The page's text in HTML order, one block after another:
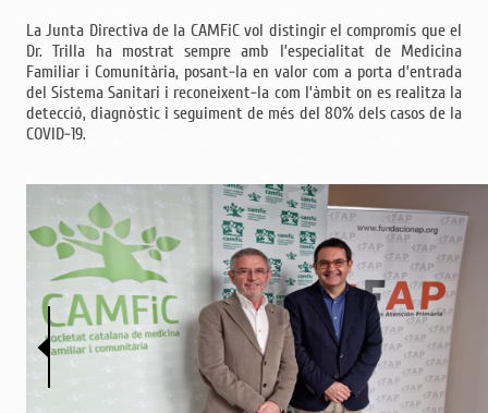
La Junta Directiva de la CAMFiC vol distingir el compromís que el
Dr. Trilla ha mostrat sempre amb l’especialitat de Medicina
Familiar i Comunitària, posant-la en valor com a porta d’entrada
del Sistema Sanitari i reconeixent-la com l’àmbit on es realitza la
detecció, diagnòstic i seguiment de més del 80% dels casos de la
COVID-19.